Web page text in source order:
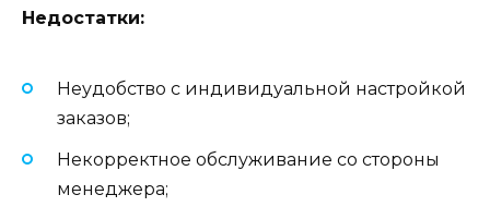
Недостатки:
Неудобство с индивидуальной настройкой
заказов;
Некорректное обслуживание со стороны
менеджера;